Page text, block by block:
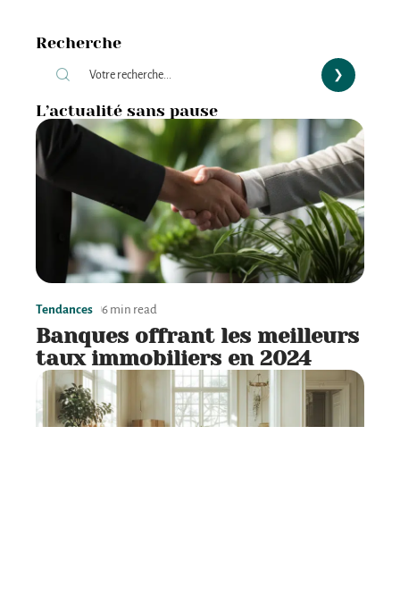
Recherche
L’actualité sans pause
Tendances 6 min read
Banques offrant les meilleurs
taux immobiliers en 2024